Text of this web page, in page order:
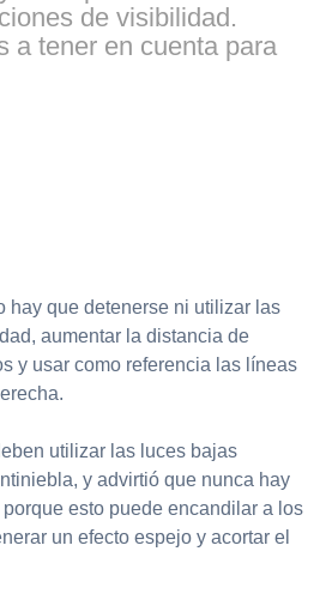
de visibilidad.
a tener en cuenta para
hay que detenerse ni utilizar las
aumentar la distancia de
y usar como referencia las líneas
utilizar las luces bajas
y advirtió que nunca hay
esto puede encandilar a los
un efecto espejo y acortar el